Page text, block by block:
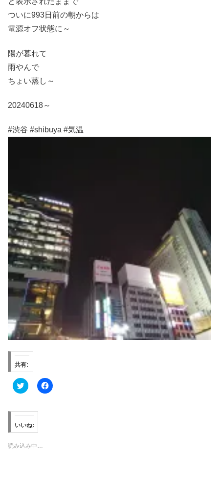
ついに993日前の朝からは
電源オフ状態に～
陽が暮れて
雨やんで
ちょい蒸し～
20240618～
#渋谷 #shibuya #気温
共有:
ク
リ
し
て
T
w
i
t
F
a
いいね:
読み込み中…